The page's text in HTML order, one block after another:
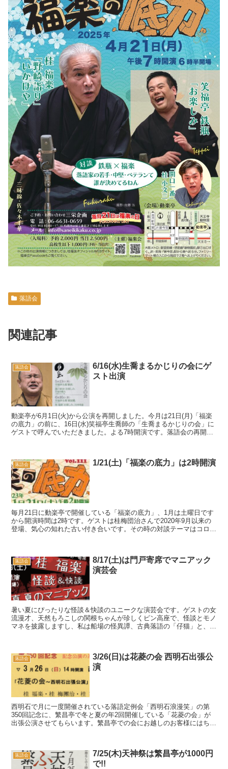
落語会
関連記事
落語会
6/16(水)生喬まるかじりの会にゲ
スト出演
動楽亭が6月1日(火)から公演を再開しました。今月は21日(月)「福楽
の底力」の前に、16日(水)笑福亭生喬師の「生喬まるかじりの会」に
ゲストで呼んでいただきました。よる7時開演です。落語会の再開を
落語会 1/21(土)「福楽の底力」は2時開演
毎月21日に動楽亭で開催している「福楽の底力」、1月は土曜日です
から開演時間は2時です。ゲストは桂梅団治さんで2020年9月以来の
登場、気心の知れた古い付き合いです。その時の対談テーマはコロナ
落語会
8/17(土)は門戸寄席でマニアック
演芸会
暑い夏にぴったりな怪談＆快談のユニークな演芸会です。ゲストの女
流漫才、天然もろこしの関根ちゃんが珍しくピン高座で、怪談とモノ
マネを披露しますし、私は船場の怪異譚、古典落語の「仔猫」と、全
落語会
3/26(日)は花菱の会 西明石出張公
演
西明石で月に一度開催されている落語定例会「西明石浪漫笑」の第
350回記念に、繁昌亭で冬と夏の年2回開催している「花菱の会」が
出張公演させてもらいます。繁昌亭での会にお越しのお客様にはちょ
落語会
7/25(木)天神祭は繁昌亭が1000円
で!!